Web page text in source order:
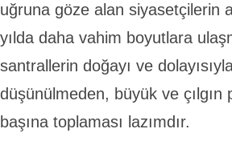
uğruna göze alan siyasetçilerin
yılda daha vahim boyutlara
santrallerin doğayı ve
düşünülmeden, büyük ve
başına toplaması lazımdır.